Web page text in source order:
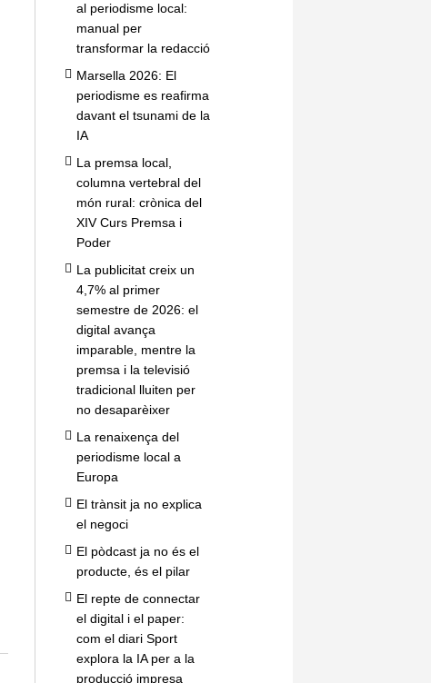
al periodisme local:
manual per
transformar la redacció
Marsella 2026: El
periodisme es reafirma
davant el tsunami de la
IA
La premsa local,
columna vertebral del
món rural: crònica del
XIV Curs Premsa i
Poder
La publicitat creix un
4,7% al primer
semestre de 2026: el
digital avança
imparable, mentre la
premsa i la televisió
tradicional lluiten per
no desaparèixer
La renaixença del
periodisme local a
Europa
El trànsit ja no explica
el negoci
El pòdcast ja no és el
producte, és el pilar
El repte de connectar
el digital i el paper:
com el diari Sport
explora la IA per a la
producció impresa